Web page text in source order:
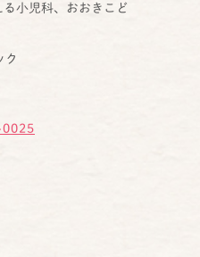
小児科、おおきこど
ク